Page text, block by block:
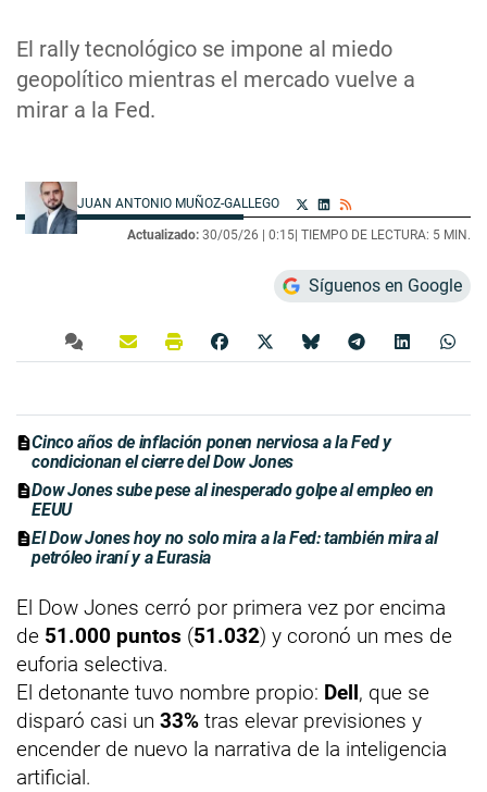
El rally tecnológico se impone al miedo
geopolítico mientras el mercado vuelve a
mirar a la Fed.
JUAN ANTONIO MUÑOZ-GALLEGO
Actualizado: 30/05/26 | 0:15 | TIEMPO DE LECTURA: 5 MIN.
Síguenos en Google
Cinco años de inflación ponen nerviosa a la Fed y
condicionan el cierre del Dow Jones
Dow Jones sube pese al inesperado golpe al empleo en
EEUU
El Dow Jones hoy no solo mira a la Fed: también mira al
petróleo iraní y a Eurasia
El Dow Jones cerró por primera vez por encima
de 51.000 puntos (51.032) y coronó un mes de
euforia selectiva.
El detonante tuvo nombre propio: Dell, que se
disparó casi un 33% tras elevar previsiones y
encender de nuevo la narrativa de la inteligencia
artificial.